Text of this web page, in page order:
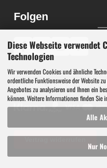
Diese Webseite verwendet
Technologien
Wir verwenden Cookies und ähnliche
ordentliche Funktionsweise der Website
Angebotes zu analysieren und Ihnen ein
können. Weitere Informationen finden Sie
Alle
Nur
Folgen
♪
Werkzeug, Maschinen und
Werkstatt, Garage,